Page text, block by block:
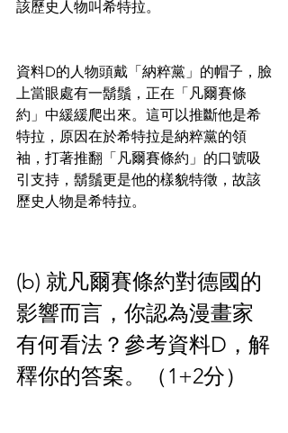
該歷史人物叫希特拉。
資料D的人物頭戴「納粹黨」的帽子，臉
上當眼處有一鬍鬚，正在「凡爾賽條
約」中緩緩爬出來。這可以推斷他是希
特拉，原因在於希特拉是納粹黨的領
袖，打著推翻「凡爾賽條約」的口號吸
引支持，鬍鬚更是他的樣貌特徵，故該
歷史人物是希特拉。
(b) 就凡爾賽條約對德國的
影響而言，你認為漫畫家
有何看法？參考資料D，解
釋你的答案。（1+2分）